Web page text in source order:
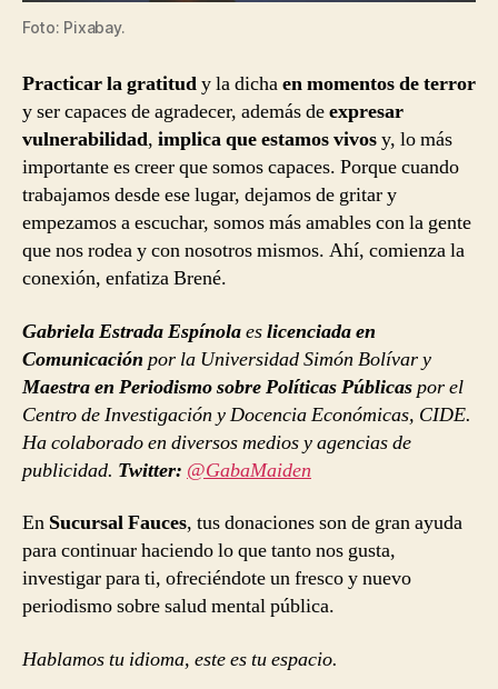
Foto: Pixabay.
Practicar la gratitudy la dichaen momentos de terror
y ser capaces de agradecer, además deexpresar
vulnerabilidad, implica que estamos vivosy, lo más
importante es creer que somos capaces. Porque cuando
trabajamos desde ese lugar, dejamos de gritar y
empezamos a escuchar, somos más amables con la gente
que nos rodea y con nosotros mismos. Ahí, comienza la
conexión, enfatiza Brené.
Gabriela Estrada Espínolaeslicenciada en
Comunicación por la Universidad Simón Bolívar y
Maestra en Periodismo sobre Políticas Públicaspor el
Centro de Investigación y Docencia Económicas, CIDE.
Ha colaborado en diversos medios y agencias de
publicidad. Twitter: @GabaMaiden
En Sucursal Fauces, tus donaciones son de gran ayuda
para continuar haciendo lo que tanto nos gusta,
investigar para ti, ofreciéndote un fresco y nuevo
periodismo sobre salud mental pública.
Hablamos tu idioma, este es tu espacio.